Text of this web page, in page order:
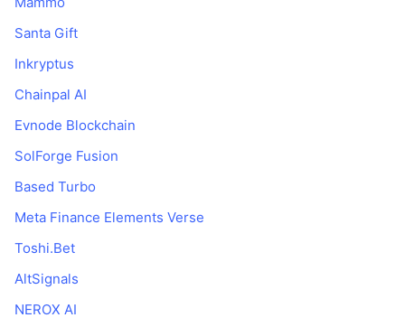
Santa Gift
Inkryptus
Chainpal AI
Evnode Blockchain
SolForge Fusion
Based Turbo
Meta Finance Elements Verse
Toshi.Bet
AltSignals
NEROX AI